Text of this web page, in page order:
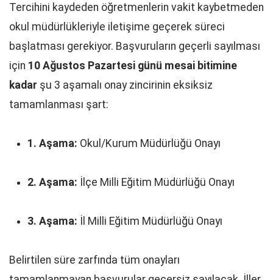
Tercihini kaydeden öğretmenlerin vakit kaybetmeden
okul müdürlükleriyle iletişime geçerek süreci
başlatması gerekiyor. Başvuruların geçerli sayılması
için 10 Ağustos Pazartesi günü mesai bitimine
kadar şu 3 aşamalı onay zincirinin eksiksiz
tamamlanması şart:
1. Aşama: Okul/Kurum Müdürlüğü Onayı
2. Aşama: İlçe Milli Eğitim Müdürlüğü Onayı
3. Aşama: İl Milli Eğitim Müdürlüğü Onayı
Belirtilen süre zarfında tüm onayları